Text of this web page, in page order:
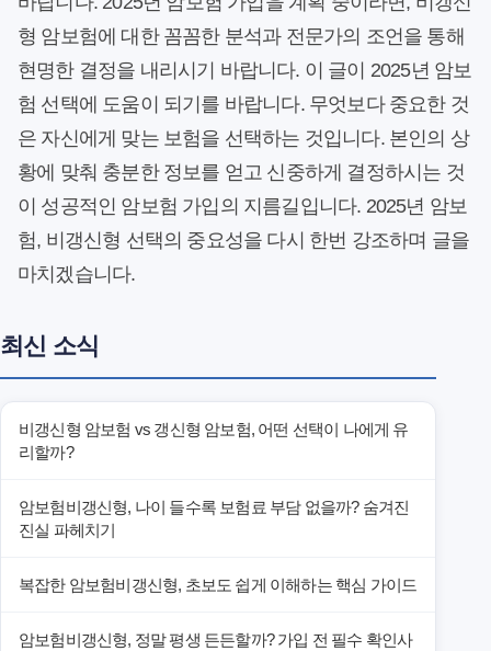
형 암보험에 대한 꼼꼼한 분석과 전문가의 조언을 통해
현명한 결정을 내리시기 바랍니다. 이 글이 2025년 암보
험 선택에 도움이 되기를 바랍니다. 무엇보다 중요한 것
은 자신에게 맞는 보험을 선택하는 것입니다. 본인의 상
황에 맞춰 충분한 정보를 얻고 신중하게 결정하시는 것
이 성공적인 암보험 가입의 지름길입니다. 2025년 암보
험, 비갱신형 선택의 중요성을 다시 한번 강조하며 글을
마치겠습니다.
최신 소식
비갱신형 암보험 vs 갱신형 암보험, 어떤 선택이 나에게 유
리할까?
암보험비갱신형, 나이 들수록 보험료 부담 없을까? 숨겨진
진실 파헤치기
복잡한 암보험비갱신형, 초보도 쉽게 이해하는 핵심 가이드
암보험비갱신형, 정말 평생 든든할까? 가입 전 필수 확인사